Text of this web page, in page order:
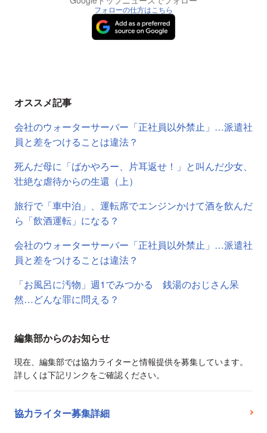
フォローの仕方はこちら
オススメ記事
会社のウォーターサーバー「正社員以外禁止」…派遣社
員と差をつけることは違法？
死んだ母に「ばかやろー、片耳返せ！」と叫んだ少女、
壮絶な虐待からの生還（上）
旅行で「車中泊」、運転席でエンジンかけて酒を飲んだ
ら「飲酒運転」になる？
会社のウォーターサーバー「正社員以外禁止」…派遣社
員と差をつけることは違法？
「お風呂に汚物」週1でみつかる 銭湯のおじさん呆
然…どんな罪に問える？
編集部からのお知らせ
現在、編集部では協力ライターと情報提供を募集しています。
詳しくは下記リンクをご確認ください。
協力ライター募集詳細